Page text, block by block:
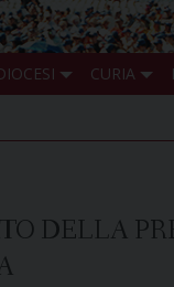
CURIA
DELLA